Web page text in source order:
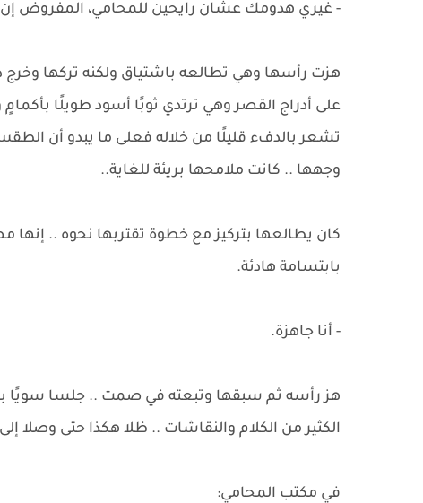
- غيري هدومك عشان رايحين للمحامي، المفروض
هزت رأسها وهي تطالعه باشتياق ولكنه تركها وخرج
على أدراج القصر وهي ترتدي ثوبًا أسود طويلًا
تشعر بالدفء قليلًا من خلاله فعلى ما يبدو أن
وجهها .. كانت ملامحها بريئة للغاية..
كان يطالعها بتركيز مع خطوة تقتربها نحوه ..
بابتسامة هادئة.
- أنا جاهزة.
هز رأسه ثم سبقها وتبعته في صمت .. جلسا سويًا
الكثير من الكلام والنقاشات .. ظلا هكذا حتى
في مكتب المحامي: